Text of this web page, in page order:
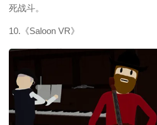
死战斗。
10.《Saloon VR》
映维网（